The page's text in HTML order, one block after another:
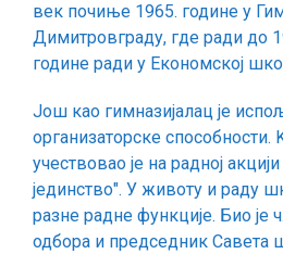
век почиње 1965. године у
Димитровграду, где ради до
године ради у Економској
Још као гимназијалац је
организаторске способности.
учествовао је на радној
јединство″. У животу и раду
разне радне функције. Био је
одбора и председник Савета